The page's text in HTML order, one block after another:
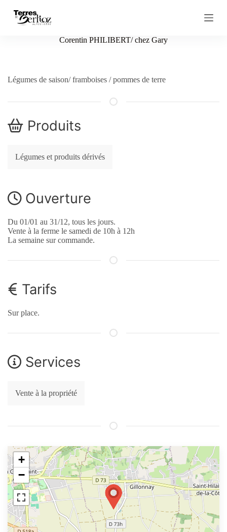
P
c
n
e
n
Corentin PHILIBERT/ chez Gary
Légumes de saison/ framboises / pommes de terre
Produits
Légumes et produits dérivés
Ouverture
Du 01/01 au 31/12, tous les jours.
Vente à la ferme le samedi de 10h à 12h
La semaine sur commande.
Tarifs
Sur place.
Services
Vente à la propriété
+
−